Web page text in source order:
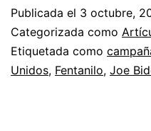
Publicada el 3 octubre,
Categorizada como
Etiquetada como
Unidos, Fentanilo, Joe